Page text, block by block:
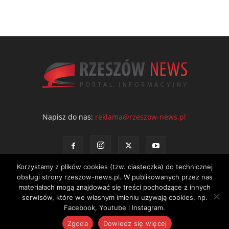
Napisz do nas: reklama@rzeszow-news.pl
Kontakt Polityka prywatności Regulamin portalu
© NEWS Sp. z o.o. - wydawca portalu Rzeszów News. Wszystkie prawa
zastrzeżone. Tel.: 601 97 55 30
Korzystamy z plików cookies (tzw. ciasteczka) do technicznej
obsługi strony rzeszow-news.pl. W publikowanych przez nas
materiałach mogą znajdować się treści pochodzące z innych
serwisów, które we własnym imieniu używają cookies, np.
Facebook, Youtube i Instagram.
Zgoda
Dowiedz się więcej